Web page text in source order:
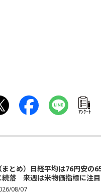
ｱﾝｹｰﾄ
（まとめ）日経平均は76円安の
続落 来週は米物価指標に注目
08/07